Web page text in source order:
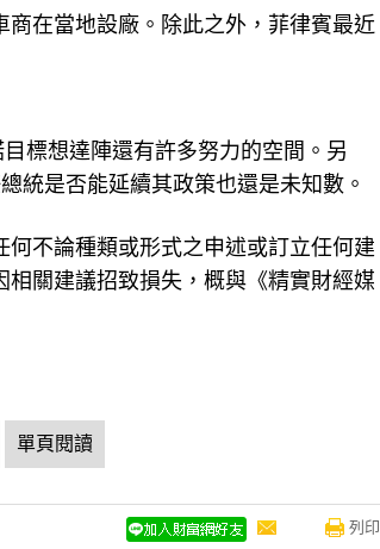
在當地設廠。除此之外，菲律賓最近
標想達陣還有許多努力的空間。另
統是否能延續其政策也還是未知數。
不論種類或形式之申述或訂立任何建
關建議招致損失，概與《精實財經媒
單頁閱讀
列印